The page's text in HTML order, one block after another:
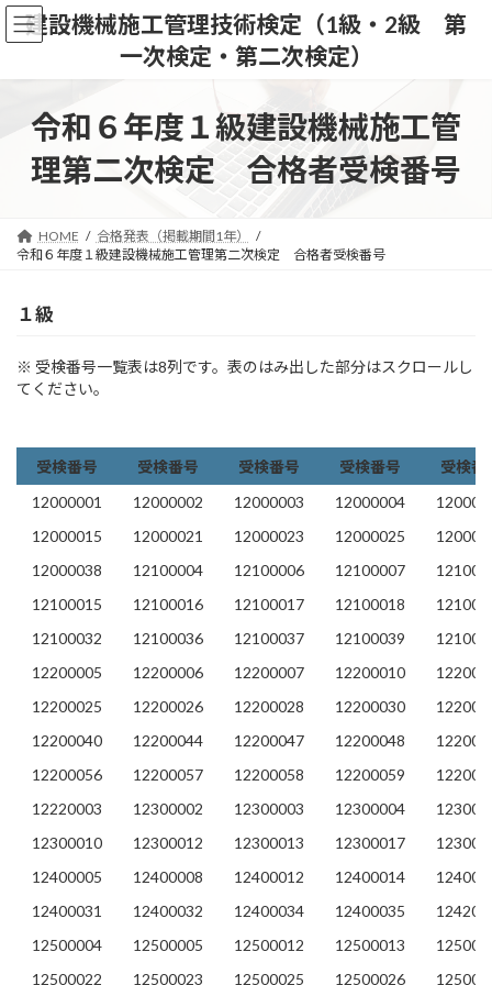
コ
ン
ン
ナ
ビ
ー
建設機械施工管理技術検定（1級・2級 第
一次検定・第二次検定）
令和６年度１級建設機械施工管
理第二次検定 合格者受検番号
HOME
合格発表（掲載期間1年）
令和６年度１級建設機械施工管理第二次検定 合格者受検番号
１級
※ 受検番号一覧表は8列です。表のはみ出した部分はスクロールし
てください。
受検番号 受検番号 受検番号 受検番号
受検番
12000001
12000002 12000003 12000004
12000015
12000021 12000023 12000025
12000038
12100004 12100006 12100007
12100015
12100016 12100017 12100018
12100032
12100036 12100037 12100039
12200005
12200006 12200007 12200010
12200025
12200026 12200028 12200030
12200040
12200044 12200047 12200048
12200056
12200057 12200058 12200059
12220003
12300002 12300003 12300004
12300010
12300012 12300013 12300017
12400005
12400008 12400012 12400014
12400031
12400032 12400034 12400035
12500004
12500005 12500012 12500013
12500022
12500023 12500025 12500026